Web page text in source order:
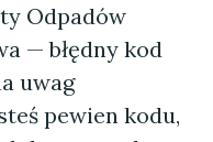
Odpadów
— błędny kod
uwag
pewien kodu,